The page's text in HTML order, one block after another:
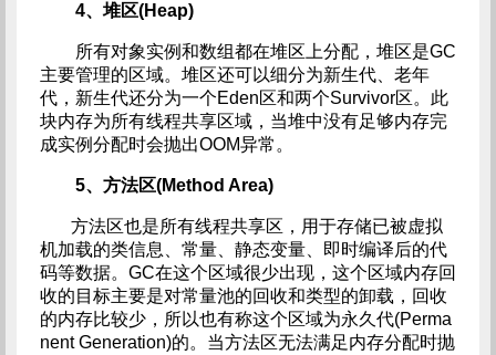
4、堆区(Heap)
所有对象实例和数组都在堆区上分配，堆区是GC
主要管理的区域。堆区还可以细分为新生代、老年
代，新生代还分为一个Eden区和两个Survivor区。此
块内存为所有线程共享区域，当堆中没有足够内存完
成实例分配时会抛出OOM异常。
5、方法区(Method Area)
方法区也是所有线程共享区，用于存储已被虚拟
机加载的类信息、常量、静态变量、即时编译后的代
码等数据。GC在这个区域很少出现，这个区域内存回
收的目标主要是对常量池的回收和类型的卸载，回收
的内存比较少，所以也有称这个区域为永久代(Perma
nent Generation)的。当方法区无法满足内存分配时抛